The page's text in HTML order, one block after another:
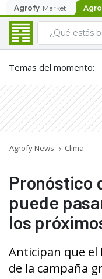
Agrofy Market
Temas del momento:
Agrofy News Clima
Pronóstico
puede
los
Anticipan que el
de la campaña